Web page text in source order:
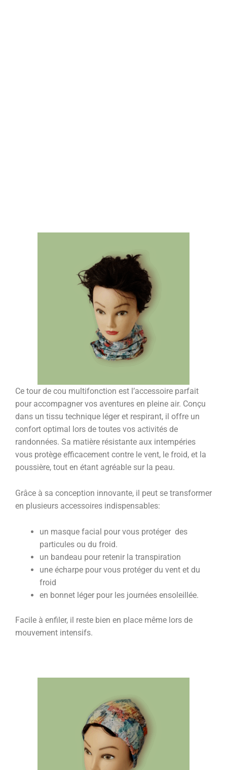
Ce tour de cou multifonction est l’accessoire parfait
pour accompagner vos aventures en pleine air. Conçu
dans un tissu technique léger et respirant, il offre un
confort optimal lors de toutes vos activités de
randonnées. Sa matière résistante aux intempéries
vous protège efficacement contre le vent, le froid, et la
poussière, tout en étant agréable sur la peau.
Grâce à sa conception innovante, il peut se transformer
en plusieurs accessoires indispensables:
un masque facial pour vous protéger des
particules ou du froid.
un bandeau pour retenir la transpiration
une écharpe pour vous protéger du vent et du
froid
en bonnet léger pour les journées ensoleillée.
Facile à enfiler, il reste bien en place même lors de
mouvement intensifs.